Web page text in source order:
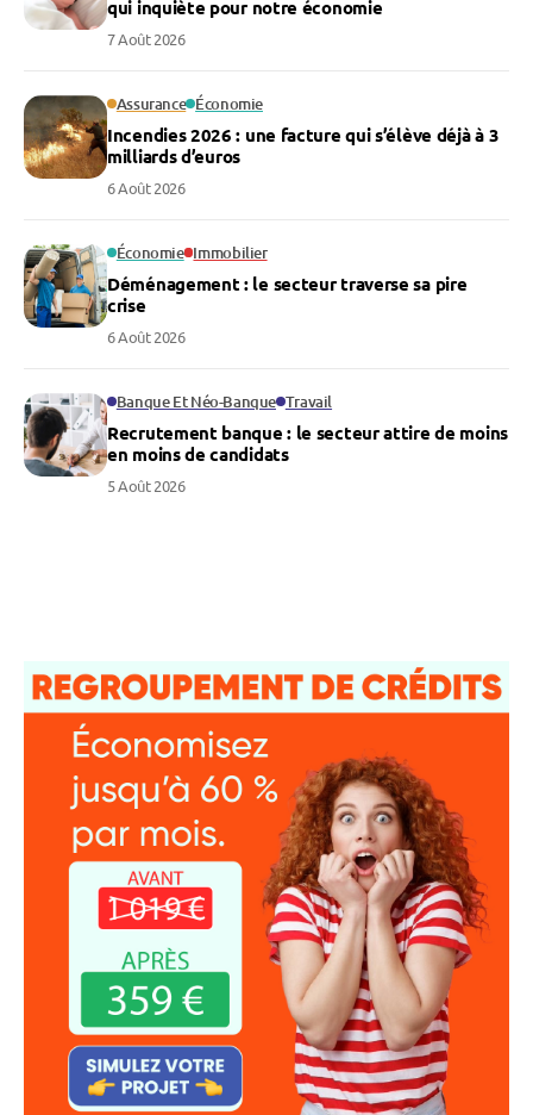
qui inquiète pour notre économie
7 Août 2026
Assurance Économie
Incendies 2026 : une facture qui s’élève déjà à 3
milliards d’euros
6 Août 2026
Économie Immobilier
Déménagement : le secteur traverse sa pire
crise
6 Août 2026
Banque Et Néo-Banque Travail
Recrutement banque : le secteur attire de moins
en moins de candidats
5 Août 2026